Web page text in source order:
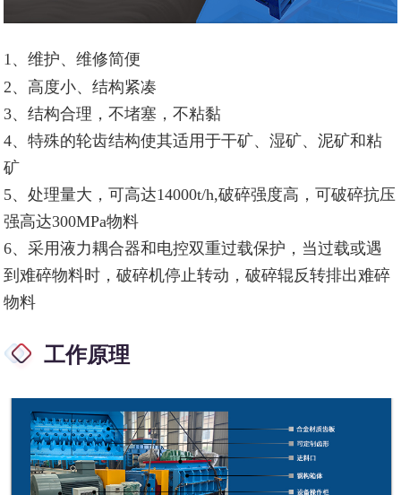
1、维护、维修简便
2、 高度小、结构紧凑
3、结构合理，不堵塞，不粘黏
4、特殊的轮齿结构使其适用于干矿、湿矿、泥矿和粘
矿
5、处理量大，可高达14000t/h,破碎强度高，可破碎抗压
强高达300MPa物料
6、采用液力耦合器和电控双重过载保护，当过载或遇
到难碎物料时，破碎机停止转动，破碎辊反转排出难碎
物料
工作原理